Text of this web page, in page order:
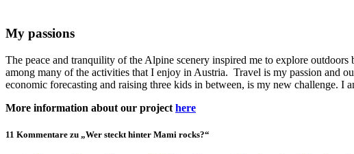
My passions
The peace and tranquility of the Alpine scenery inspired me to explore
among many of the activities that I enjoy in Austria. Travel is my passion and
economic forecasting and raising three kids in between, is my new challenge.
More information about our project here
11 Kommentare zu „Wer steckt hinter Mami rocks?“